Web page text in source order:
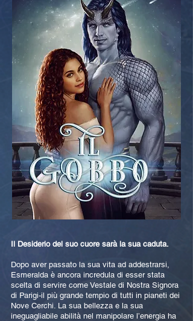
Il Desiderio del suo cuore sarà la sua caduta.
Dopo aver passato la sua vita ad addestrarsi,
Esmeralda è ancora incredula di esser stata
scelta di servire come Vestale di Nostra Signora
di Parigi-il più grande tempio di tutti in pianeti dei
Nove Cerchi. La sua bellezza e la sua
ineguagliabile abilità nel manipolare l’energia ha